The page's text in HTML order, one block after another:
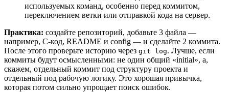
используемых команд, особенно перед коммитом,
переключением ветки или отправкой кода на сервер.
Практика: создайте репозиторий, добавьте 3 файла —
например, C-код, README и config — и сделайте 2 коммита.
После этого проверьте историю через git log. Лучше, если
коммиты будут осмысленными: не один общий «initial», а,
скажем, отдельный коммит под структуру проекта и
отдельный под рабочую логику. Это хорошая привычка,
которая потом сильно упрощает поиск ошибок.